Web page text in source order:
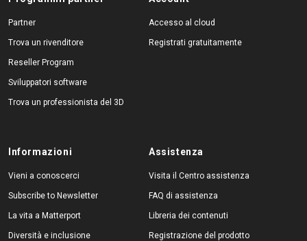
Partner
Trova un rivenditore
Reseller Program
Sviluppatori software
Trova un professionista del 3D
Accesso al cloud
Registrati gratuitamente
Informazioni
Vieni a conoscerci
Subscribe to Newsletter
La vita a Matterport
Diversità e inclusione
Assistenza
Visita il Centro assistenza
FAQ di assistenza
Libreria dei contenuti
Registrazione del prodotto